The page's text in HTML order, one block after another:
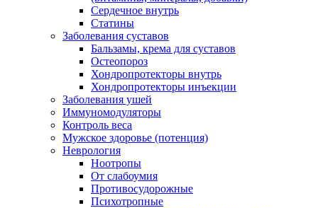
Сердечное внутрь
Статины
Заболевания суставов
Бальзамы, крема для суставов
Остеопороз
Хондропротекторы внутрь
Хондропротекторы инъекции
Заболевания ушей
Иммуномодуляторы
Контроль веса
Мужское здоровье (потенция)
Неврология
Ноотропы
От слабоумия
Противосудорожные
Психотропные